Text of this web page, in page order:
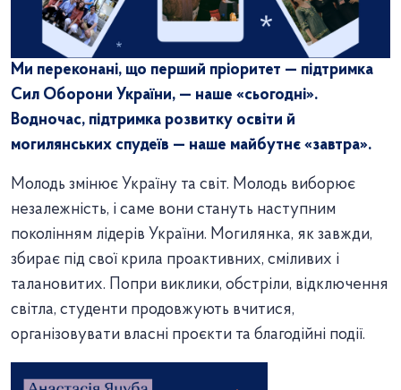
Ми переконані, що перший пріоритет — підтримка
Сил Оборони України, — наше «сьогодні».
Водночас, підтримка розвитку освіти й
могилянських спудеїв — наше майбутнє «завтра».
Молодь змінює Україну та світ. Молодь виборює
незалежність, і саме вони стануть наступним
поколінням лідерів України. Могилянка, як завжди,
збирає під свої крила проактивних, сміливих і
талановитих. Попри виклики, обстріли, відключення
світла, студенти продовжують вчитися,
організовувати власні проєкти та благодійні події.